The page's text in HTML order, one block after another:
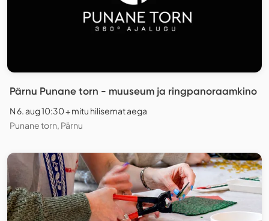
Pärnu Punane torn - muuseum ja ringpanoraamkino
N 6. aug 10:30 + mitu hilisemat aega
Punane torn, Pärnu